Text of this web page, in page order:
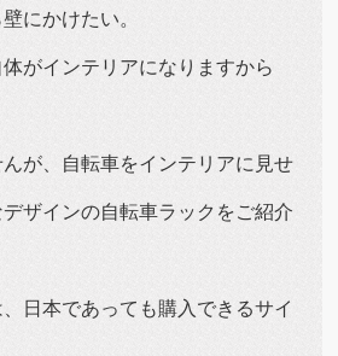
にかけたい。
がインテリアになりますから
が、自転車をインテリアに見せ
ザインの自転車ラックをご紹介
日本であっても購入できるサイ